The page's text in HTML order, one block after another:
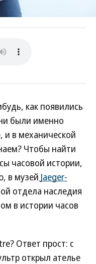
как появились
были именно
в механической
Чтобы найти
часовой истории,
в музей Jaeger-
отдела наследия
в истории часов
Ответ прост: с
открыл ателье